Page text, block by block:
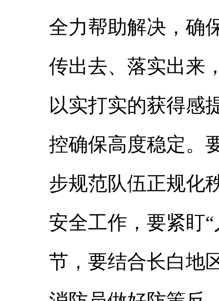
全力帮助解决，确
传出去、落实出来
以实打实的获得感
控确保高度稳定。
步规范队伍正规化
安全工作，要紧盯
节，要结合长白地